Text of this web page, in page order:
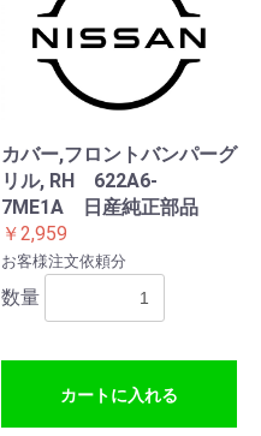
カバー,フロントバンパーグ
リル, RH 622A6-
7ME1A 日産純正部品
￥2,959
お客様注文依頼分
数量
カートに入れる